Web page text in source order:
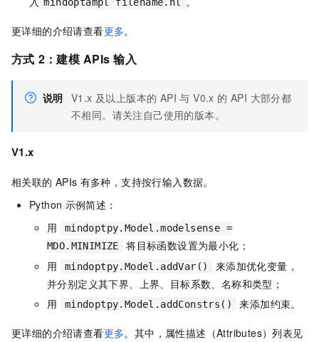
mindoptampl filename.nl
更详细的介绍请查看更多。
方式 2：建模 APIs 输入
说明 V1.x 及以上版本的 API 与 V0.x 的 API 大部分都
不相同。请关注自己使用的版本。
V1.x
相关联的 APIs 有多种，支持按行输入数据。
Python 示例简述：
用
mindoptpy.Model.modelsense =
MDO.MINIMIZE
将目标函数设置为最小化；
用
mindoptpy.Model.addVar()
来添加优化变量，
并分别定义其下界、上界、目标系数、名称和类型；
用
mindoptpy.Model.addConstrs() 来添加约束。
更详细的介绍请查看更多。其中，属性描述（Attributes）列表见